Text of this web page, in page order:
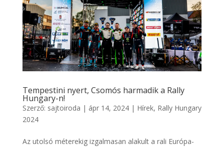
Tempestini nyert, Csomós harmadik a Rally
Hungary-n!
Szerző: sajtoiroda | ápr 14, 2024| Hírek, Rally Hungary
2024
Az utolsó méterekig izgalmasan alakult a rali Európa-